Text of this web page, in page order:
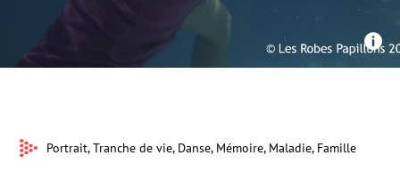
Les films du temps scellé, TV7 Bordeaux - Les Robes
papillons

Portrait, Tranche de vie, Danse, Mémoire, Maladie, Famille